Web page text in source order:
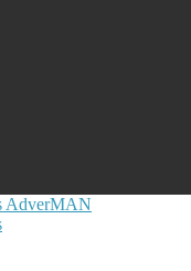
AdverMAN